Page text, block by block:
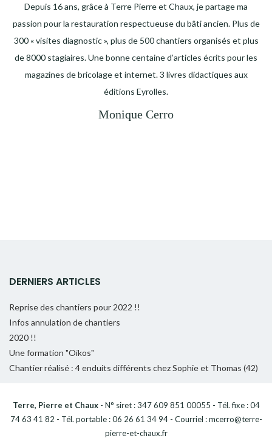
Depuis 16 ans, grâce à Terre Pierre et Chaux, je partage ma
passion pour la restauration respectueuse du bâti ancien. Plus de
300 « visites diagnostic », plus de 500 chantiers organisés et plus
de 8000 stagiaires. Une bonne centaine d’articles écrits pour les
magazines de bricolage et internet. 3 livres didactiques aux
éditions Eyrolles.
Monique Cerro
DERNIERS ARTICLES
Reprise des chantiers pour 2022 !!
Infos annulation de chantiers
2020 !!
Une formation "Oïkos"
Chantier réalisé : 4 enduits différents chez Sophie et Thomas (42)
Terre, Pierre et Chaux- N° siret : 347 609 851 00055 - Tél. fixe : 04
74 63 41 82 - Tél. portable : 06 26 61 34 94 - Courriel : mcerro@terre-
pierre-et-chaux.fr